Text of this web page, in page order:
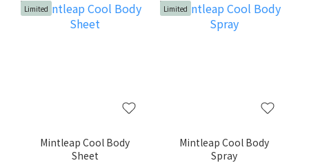
Limited
Mintleap Cool Body
Sheet
Limited
Mintleap Cool Body
Spray